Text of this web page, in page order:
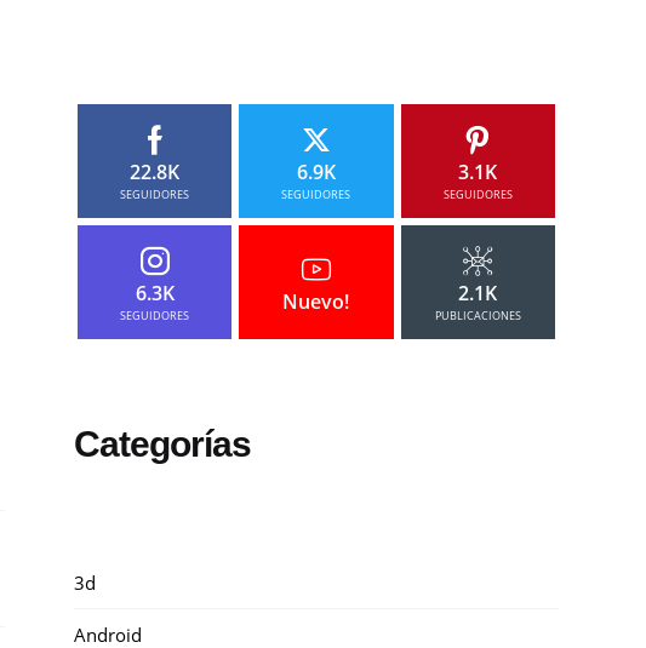
22.8K
SEGUIDORES
6.9K
SEGUIDORES
3.1K
SEGUIDORES
6.3K
SEGUIDORES
Nuevo! 2.1K
PUBLICACIONES
Categorías
3d
Android